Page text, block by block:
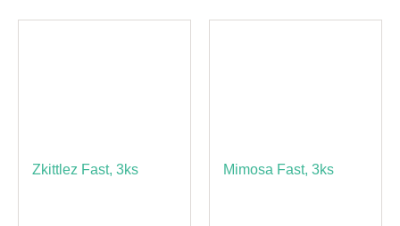
Zkittlez Fast, 3ks Mimosa Fast, 3ks